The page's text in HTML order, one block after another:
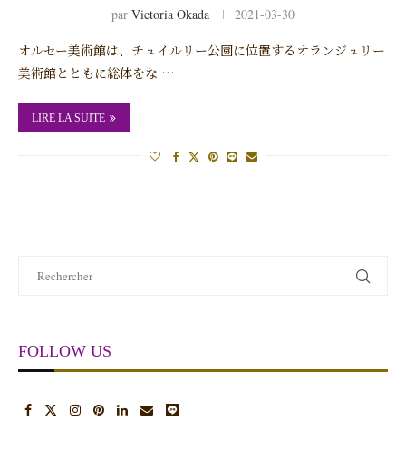
par Victoria Okada 2021-03-30
オルセー美術館は、チュイルリー公園に位置するオランジュリー
美術館とともに総体をな …
LIRE LA SUITE
FOLLOW US